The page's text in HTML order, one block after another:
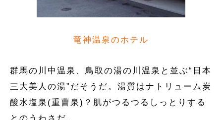
竜神温泉のホテル
群馬の川中温泉、鳥取の湯の川温泉と並ぶ“日本
三大美人の湯”だそうだ。湯質はナトリューム炭
酸水塩泉(重曹泉)？肌がつるつるしっとりする
とのうわさだ。